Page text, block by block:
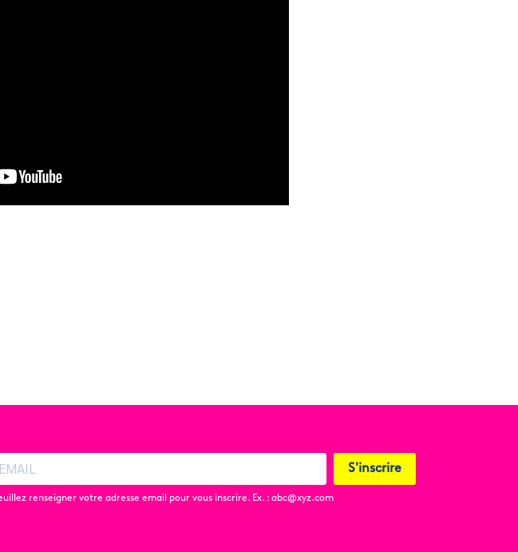
renseigner votre adresse email pour vous inscrire. Ex. : abc@xyz.com
S'inscrire